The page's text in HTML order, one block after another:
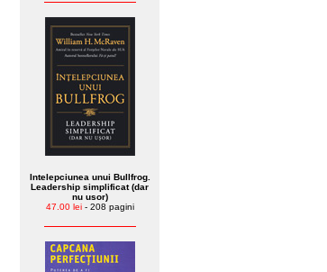
Intelepciunea unui Bullfrog.
Leadership simplificat (dar
nu usor)
47.00 lei- 208 pagini